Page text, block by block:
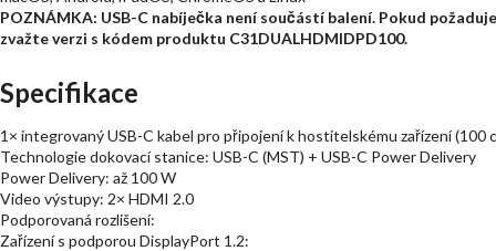
POZNÁMKA: USB-C nabíječka není součástí balení. Pokud
zvažte verzi s kódem produktu C31DUALHDMIDPD100.
Specifikace
1× integrovaný USB-C kabel pro připojení k hostitelskému zařízení (100
Technologie dokovací stanice: USB-C (MST) + USB-C Power Delivery
Power Delivery: až 100 W
Video výstupy: 2× HDMI 2.0
Podporovaná rozlišení:
Zařízení s podporou DisplayPort 1.2: